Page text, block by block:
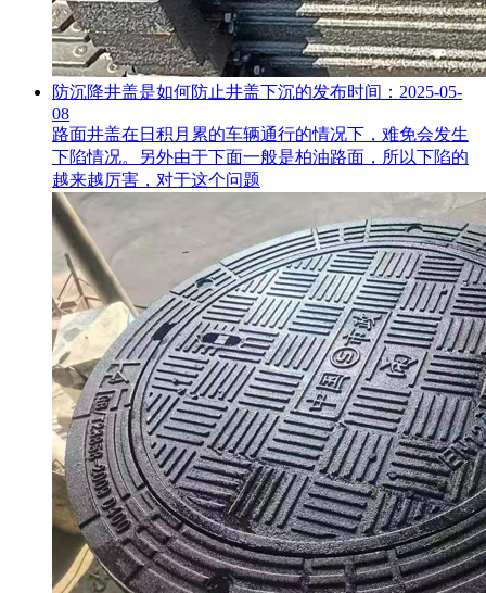
防沉降井盖是如何防止井盖下沉的发布时间：2025-05-
08
路面井盖在日积月累的车辆通行的情况下，难免会发生
下陷情况。另外由于下面一般是柏油路面，所以下陷的
越来越厉害，对于这个问题